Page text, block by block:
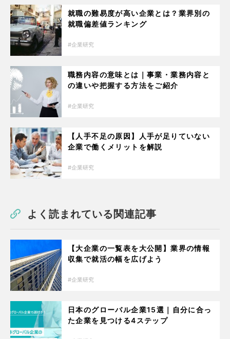
就職の難易度が高い企業とは？業界別の
就職偏差値ランキング
企業研究
職務内容の意味とは｜事業・業務内容と
の違いや把握する方法をご紹介
企業研究
【人手不足の原因】人手が足りていない
企業で働くメリットを解説
企業研究
よく読まれている関連記事
【大企業の一覧表を大公開】業界の情報
収集で就活の幅を広げよう
企業研究
日本のグローバル企業15選｜自分に合っ
た企業を見つける4ステップ